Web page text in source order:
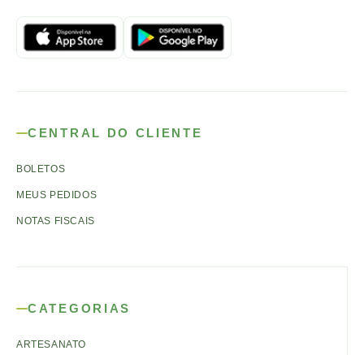
CENTRAL DO CLIENTE
BOLETOS
MEUS PEDIDOS
NOTAS FISCAIS
CATEGORIAS
ARTESANATO